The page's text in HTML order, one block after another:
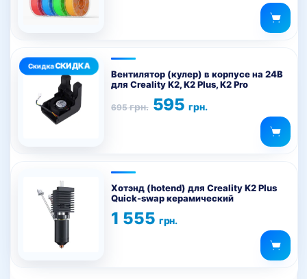
вариаций.
выбрать
на
странице
товара.
Вентилятор (кулер) в корпусе на 24В
для Creality K2, K2 Plus, K2 Pro
695грн.
Первоначальная
цена
595грн.
Текущая
цена:
Хотэнд (hotend) для Creality K2 Plus
Quick-swap керамический
1 555 грн.